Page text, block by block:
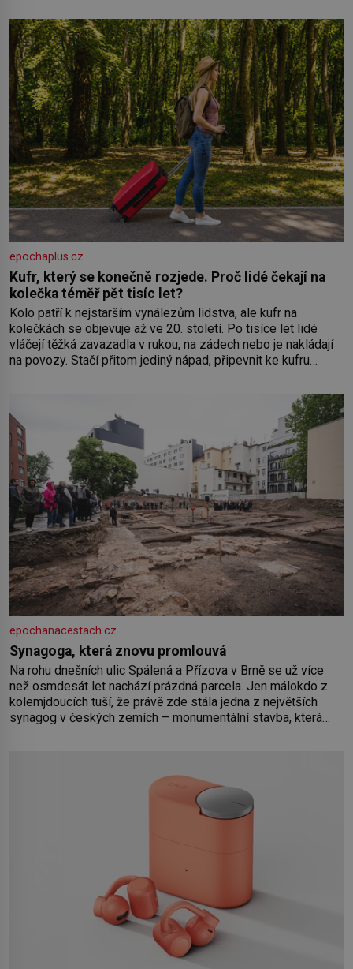
také, ale je ho desetkrát méně), a kyselinu listovou. Ale
epochaplus.cz
Kufr, který se konečně rozjede. Proč lidé čekají na
kolečka téměř pět tisíc let?
Kolo patří k nejstarším vynálezům lidstva, ale kufr na
kolečkách se objevuje až ve 20. století. Po tisíce let lidé
vláčejí těžká zavazadla v rukou, na zádech nebo je nakládají
na povozy. Stačí přitom jediný nápad, připevnit ke kufru
epochanacestach.cz
Synagoga, která znovu promlouvá
Na rohu dnešních ulic Spálená a Přízova v Brně se už více
než osmdesát let nachází prázdná parcela. Jen málokdo z
kolemjdoucích tuší, že právě zde stála jedna z největších
synagog v českých zemích – monumentální stavba, která